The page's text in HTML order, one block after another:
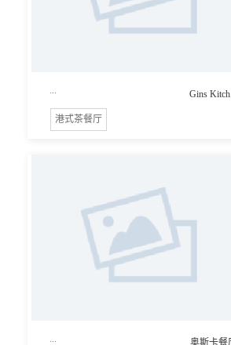
Gins
港式茶餐厅
奥斯卡餐